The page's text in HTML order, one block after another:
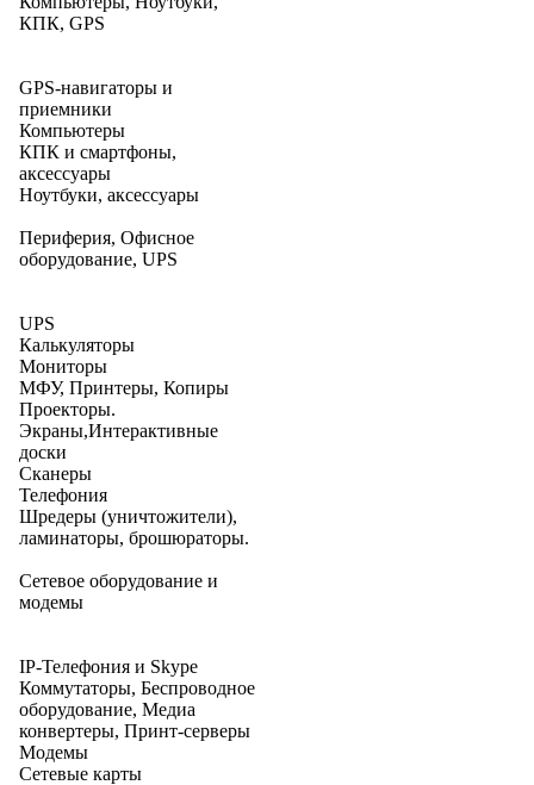
КПК, GPS
GPS-навигаторы и
приемники
Компьютеры
КПК и смартфоны,
аксессуары
Ноутбуки, аксессуары
Периферия, Офисное
оборудование, UPS
UPS
Калькуляторы
Мониторы
МФУ, Принтеры, Копиры
Проекторы.
Экраны,Интерактивные
доски
Сканеры
Телефония
Шредеры (уничтожители),
ламинаторы, брошюраторы.
Сетевое оборудование и
модемы
IP-Телефония и Skype
Коммутаторы, Беспроводное
оборудование, Медиа
конвертеры, Принт-серверы
Модемы
Сетевые карты